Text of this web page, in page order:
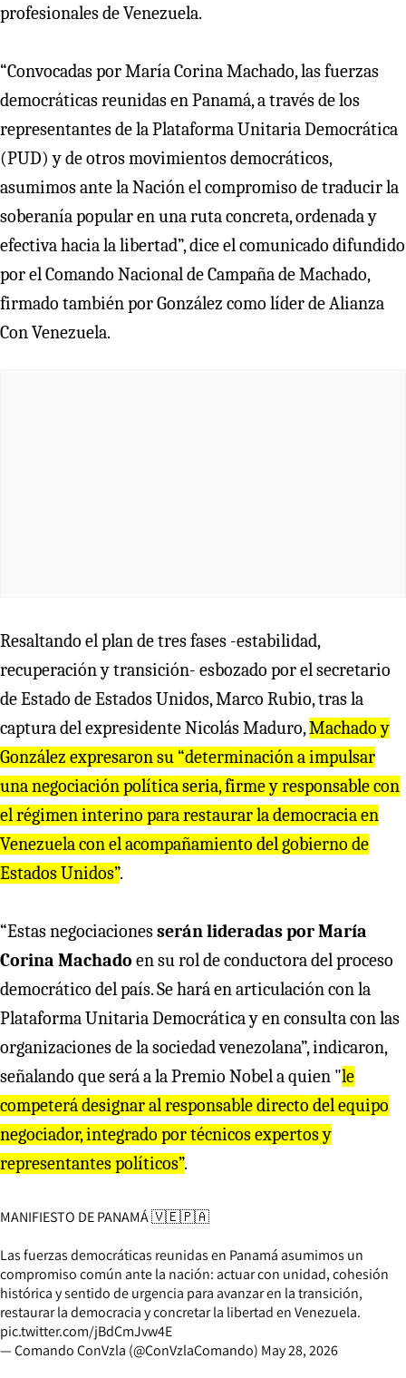
profesionales de Venezuela.
“Convocadas por María Corina Machado, las fuerzas
democráticas reunidas en Panamá, a través de los
representantes de la Plataforma Unitaria Democrática
(PUD) y de otros movimientos democráticos,
asumimos ante la Nación el compromiso de traducir la
soberanía popular en una ruta concreta, ordenada y
efectiva hacia la libertad”, dice el comunicado difundido
por el Comando Nacional de Campaña de Machado,
firmado también por González como líder de Alianza
Con Venezuela.
Resaltando el plan de tres fases -estabilidad,
recuperación y transición- esbozado por el secretario
de Estado de Estados Unidos, Marco Rubio, tras la
captura del expresidente Nicolás Maduro,Machado y
González expresaron su “determinación a impulsar
una negociación política seria, firme y responsable con
el régimen interino para restaurar la democracia en
Venezuela con el acompañamiento del gobierno de
Estados Unidos”.
“Estas negociacionesserán lideradas por María
Corina Machado en su rol de conductora del proceso
democrático del país. Se hará en articulación con la
Plataforma Unitaria Democrática y en consulta con las
organizaciones de la sociedad venezolana”, indicaron,
señalando que será a la Premio Nobel a quien "le
competerá designar al responsable directo del equipo
negociador, integrado por técnicos expertos y
representantes políticos”.
MANIFIESTO DE PANAMÁ 🇻🇪🇵🇦
Las fuerzas democráticas reunidas en Panamá asumimos un
compromiso común ante la nación: actuar con unidad, cohesión
histórica y sentido de urgencia para avanzar en la transición,
restaurar la democracia y concretar la libertad en Venezuela.
pic.twitter.com/jBdCmJvw4E
— Comando ConVzla (@ConVzlaComando) May 28, 2026